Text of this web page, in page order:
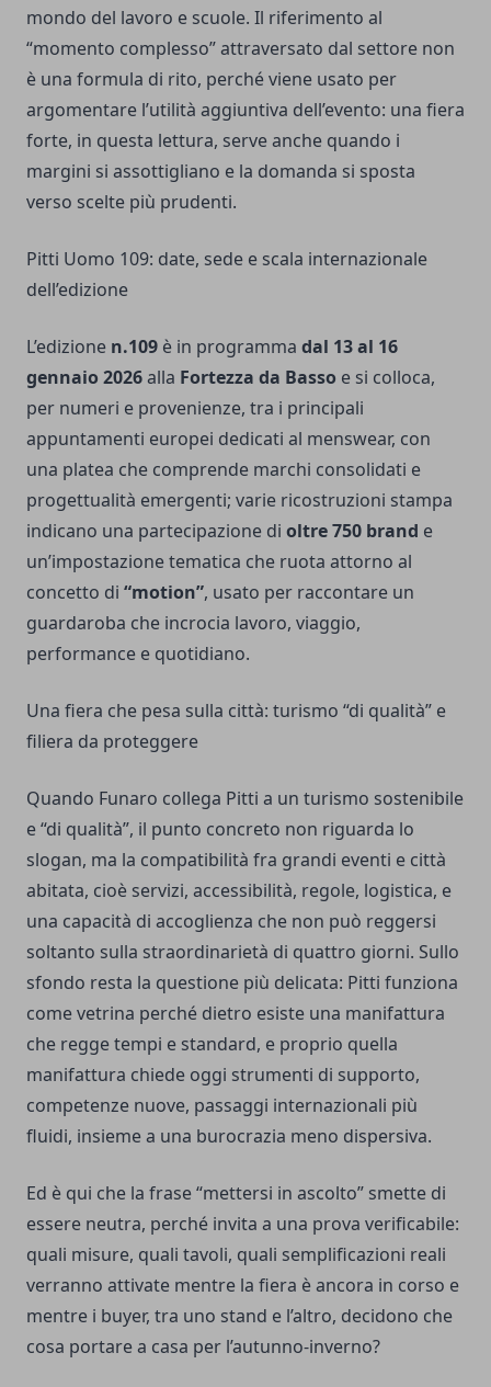
mondo del lavoro e scuole. Il riferimento al
“momento complesso” attraversato dal settore non
è una formula di rito, perché viene usato per
argomentare l’utilità aggiuntiva dell’evento: una fiera
forte, in questa lettura, serve anche quando i
margini si assottigliano e la domanda si sposta
verso scelte più prudenti.
Pitti Uomo 109: date, sede e scala internazionale
dell’edizione
L’edizione n.109 è in programma dal 13 al 16
gennaio 2026alla Fortezza da Basso e si colloca,
per numeri e provenienze, tra i principali
appuntamenti europei dedicati al menswear, con
una platea che comprende marchi consolidati e
progettualità emergenti; varie ricostruzioni stampa
indicano una partecipazione di oltre 750 brand e
un’impostazione tematica che ruota attorno al
concetto di “motion”, usato per raccontare un
guardaroba che incrocia lavoro, viaggio,
performance e quotidiano.
Una fiera che pesa sulla città: turismo “di qualità” e
filiera da proteggere
Quando Funaro collega Pitti a un turismo sostenibile
e “di qualità”, il punto concreto non riguarda lo
slogan, ma la compatibilità fra grandi eventi e città
abitata, cioè servizi, accessibilità, regole, logistica, e
una capacità di accoglienza che non può reggersi
soltanto sulla straordinarietà di quattro giorni. Sullo
sfondo resta la questione più delicata: Pitti funziona
come vetrina perché dietro esiste una manifattura
che regge tempi e standard, e proprio quella
manifattura chiede oggi strumenti di supporto,
competenze nuove, passaggi internazionali più
fluidi, insieme a una burocrazia meno dispersiva.
Ed è qui che la frase “mettersi in ascolto” smette di
essere neutra, perché invita a una prova verificabile:
quali misure, quali tavoli, quali semplificazioni reali
verranno attivate mentre la fiera è ancora in corso e
mentre i buyer, tra uno stand e l’altro, decidono che
cosa portare a casa per l’autunno-inverno?